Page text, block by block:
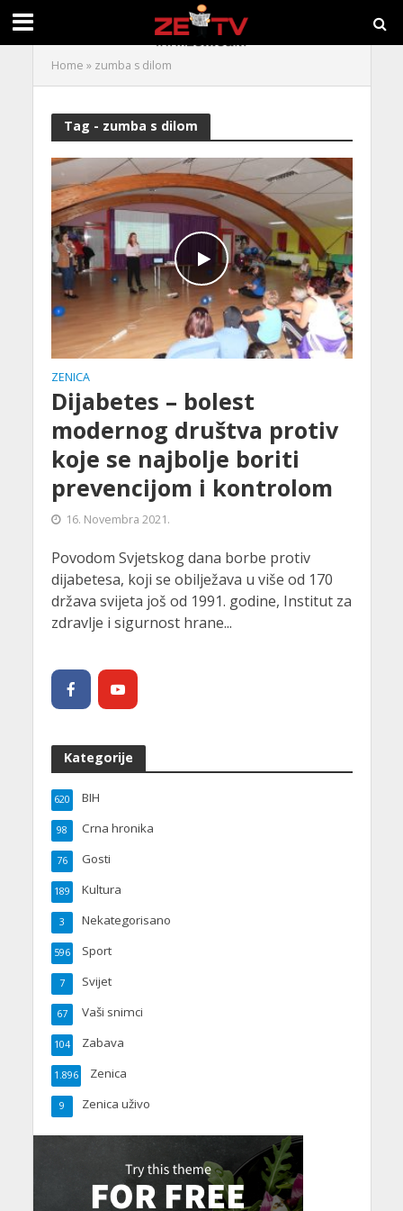
Home » zumba s dilom
Tag - zumba s dilom
ZENICA
Dijabetes – bolest
modernog društva protiv
koje se najbolje boriti
prevencijom i kontrolom
16. Novembra 2021.
Povodom Svjetskog dana borbe protiv
dijabetesa, koji se obilježava u više od 170
država svijeta još od 1991. godine, Institut za
zdravlje i sigurnost hrane...
Kategorije
BIH
620
Crna hronika
98
Gosti
76
Kultura
189
Nekategorisano
3
Sport
596
Svijet
7
Vaši snimci
67
Zabava
104
Zenica
1.896
Zenica uživo
9